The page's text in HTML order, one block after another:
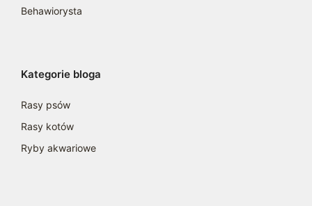
Behawiorysta
Kategorie bloga
Rasy psów
Rasy kotów
Ryby akwariowe